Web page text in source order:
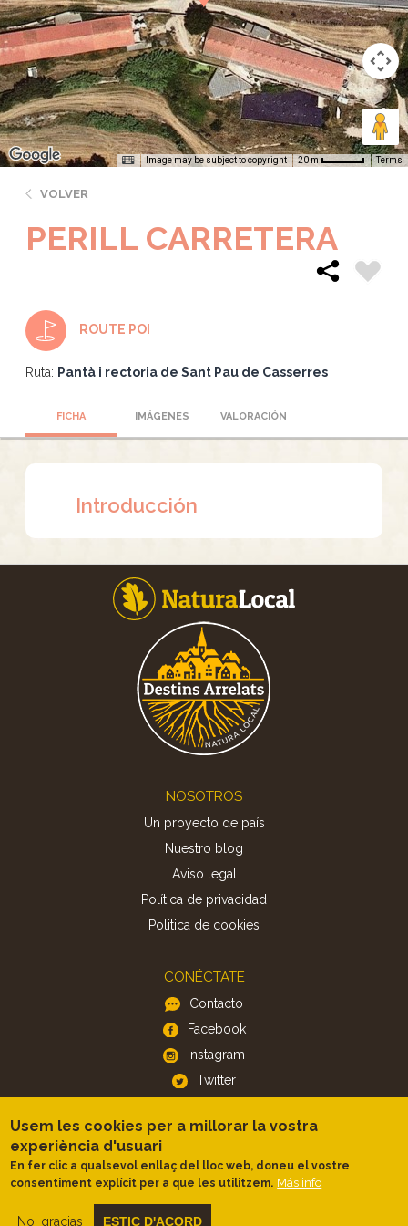
Image may be subject to copyright 20 m Terms
VOLVER
PERILL CARRETERA
ROUTE POI
Ruta: Pantà i rectoria de Sant Pau de Casserres
FICHA IMÁGENES VALORACIÓN
Introducción
NOSOTROS
Un proyecto de país
Nuestro blog
Aviso legal
Política de privacidad
Politica de cookies
CONÉCTATE
Contacto
Facebook
Instagram
Twitter
APP
iOS
Android
Usem les cookies per a millorar la vostra
experiència d'usuari
En fer clic a qualsevol enllaç del lloc web, doneu el vostre
consentiment explícit per a que les utilitzem. Más info
No, gracias ESTIC D'ACORD